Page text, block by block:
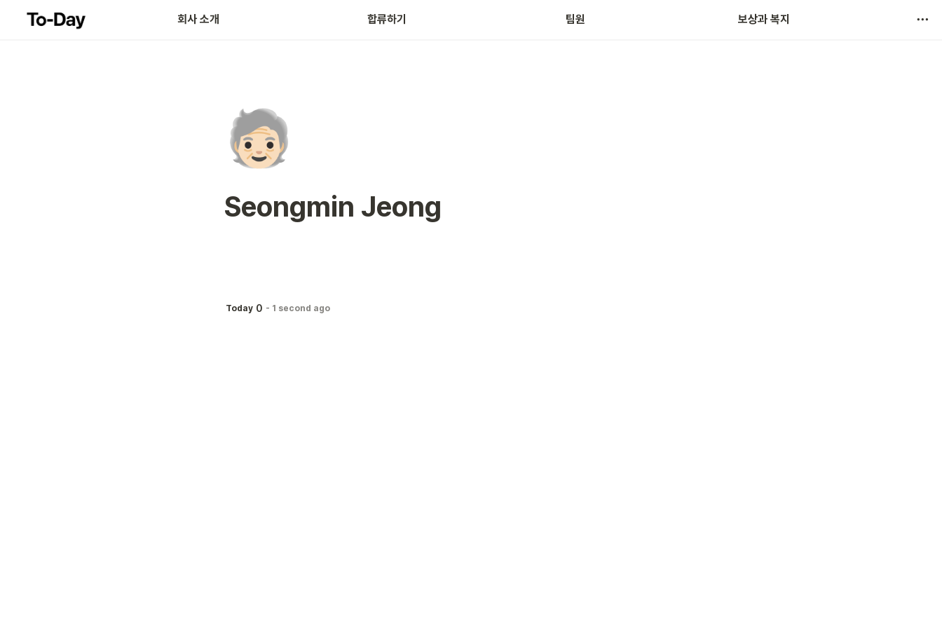
회사 소개 합류하기 팀원 보상과 복지
🧓🏻
Seongmin Jeong
Today 0 - 1 second ago